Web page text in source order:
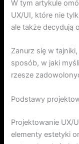
W tym artykule
UX/UI, które nie
ale także decydują
Zanurz się w
sposób, w jaki
rzesze
Podstawy
Projektowanie UX/
elementy estetyki